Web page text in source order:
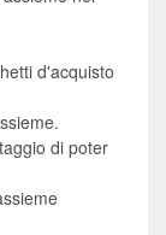
d'acquisto
di poter